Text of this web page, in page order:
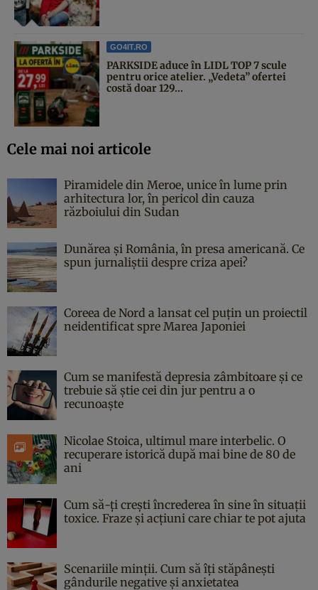
GO4IT.RO
PARKSIDE aduce în LIDL TOP 7 scule
pentru orice atelier. „Vedeta” ofertei
costă doar 129...
Cele mai noi articole
Piramidele din Meroe, unice în lume prin
arhitectura lor, în pericol din cauza
războiului din Sudan
Dunărea și România, în presa americană. Ce
spun jurnaliștii despre criza apei?
Coreea de Nord a lansat cel puțin un proiectil
neidentificat spre Marea Japoniei
Cum se manifestă depresia zâmbitoare și ce
trebuie să știe cei din jur pentru a o
recunoaște
Nicolae Stoica, ultimul mare interbelic. O
recuperare istorică după mai bine de 80 de
ani
Cum să-ți crești încrederea în sine în situații
toxice. Fraze și acțiuni care chiar te pot ajuta
Scenariile minții. Cum să îți stăpânești
gândurile negative și anxietatea